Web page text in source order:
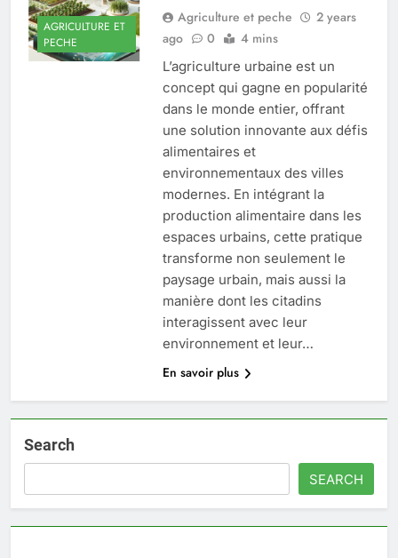
AGRICULTURE ET
PECHE
Agriculture et peche
2 years
ago
0 4 mins
L’agriculture urbaine est un
concept qui gagne en popularité
dans le monde entier, offrant
une solution innovante aux défis
alimentaires et
environnementaux des villes
modernes. En intégrant la
production alimentaire dans les
espaces urbains, cette pratique
transforme non seulement le
paysage urbain, mais aussi la
manière dont les citadins
interagissent avec leur
environnement et leur…
En savoir plus
Search
SEARCH